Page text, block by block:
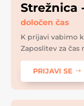
Strežnica
določen čas
K prijavi vabimo
Zaposlitev za
PRIJAVI SE